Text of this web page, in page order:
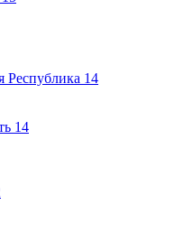
Республика 14
14